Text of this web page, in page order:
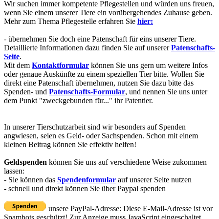
Wir suchen immer kompetente Pflegestellen und würden uns freuen,
wenn Sie einem unserer Tiere ein vorübergehendes Zuhause geben.
Mehr zum Thema Pflegestelle erfahren Sie hier:
- übernehmen Sie doch eine Patenschaft für eins unserer Tiere.
Detaillierte Informationen dazu finden Sie auf unsererPatenschafts-
Seite.
Mit dem Kontaktformular können Sie uns gern um weitere Infos
oder genaue Auskünfte zu einem speziellen Tier bitte. Wollen Sie
direkt eine Patenschaft übernehmen, nutzen Sie dazu bitte das
Spenden- und Patenschafts-Formular, und nennen Sie uns unter
dem Punkt "zweckgebunden für..." ihr Patentier.
In unserer Tierschutzarbeit sind wir besonders auf Spenden
angwiesen, seien es Geld- oder Sachspenden. Schon mit einem
kleinen Beitrag können Sie effektiv helfen!
Geldspenden können Sie uns auf verschiedene Weise zukommen
lassen:
- Sie können das Spendenformular auf unserer Seite nutzen
- schnell und direkt können Sie über Paypal spenden
unsere PayPal-Adresse: Diese E-Mail-Adresse ist vor